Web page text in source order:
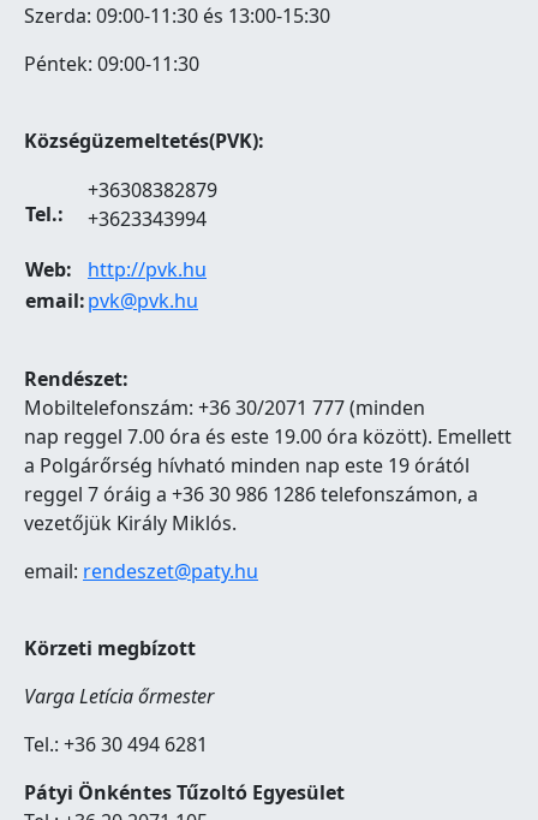
Szerda: 09:00-11:30 és 13:00-15:30
Péntek: 09:00-11:30
Községüzemeltetés(PVK):
Tel.:
+36308382879
+3623343994
Web:
http://pvk.hu
email:pvk@pvk.hu
Rendészet:
Mobiltelefonszám: +36 30/2071 777 (minden
nap reggel 7.00 óra és este 19.00 óra között). Emellett
a Polgárőrség hívható minden nap este 19 órától
reggel 7 óráig a +36 30 986 1286 telefonszámon, a
vezetőjük Király Miklós.
email: rendeszet@paty.hu
Körzeti megbízott
Varga Letícia őrmester
Tel.: +36 30 494 6281
Pátyi Önkéntes Tűzoltó Egyesület